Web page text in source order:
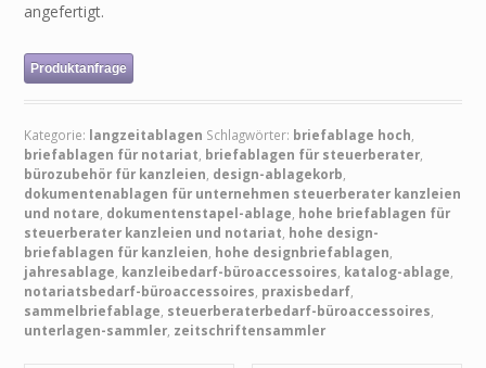
angefertigt.
Produktanfrage
Kategorie: langzeitablagen Schlagwörter: briefablage hoch
briefablagen für notariat briefablagen für steuerberater
bürozubehör für kanzleien design-ablagekorb
dokumentenablagen für unternehmen steuerberater kanzleien
und notare dokumentenstapel-ablage hohe briefablagen für
steuerberater kanzleien und notariat hohe design-
briefablagen für kanzleien hohe designbriefablagen
jahresablage kanzleibedarf-büroaccessoires katalog-ablage
notariatsbedarf-büroaccessoires praxisbedarf
sammelbriefablage steuerberaterbedarf-büroaccessoires
unterlagen-sammler zeitschriftensammler